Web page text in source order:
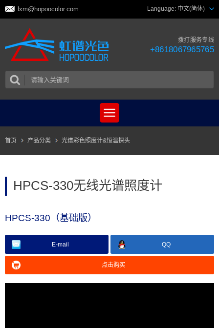
lxm@hopoocolor.com Language: 中文(简体)
拨打服务专线
+8618067965765
首页 产品分类 光谱彩色照度计&恒温探头
HPCS-330无线光谱照度计
HPCS-330（基础版）
E-mail QQ
点击购买